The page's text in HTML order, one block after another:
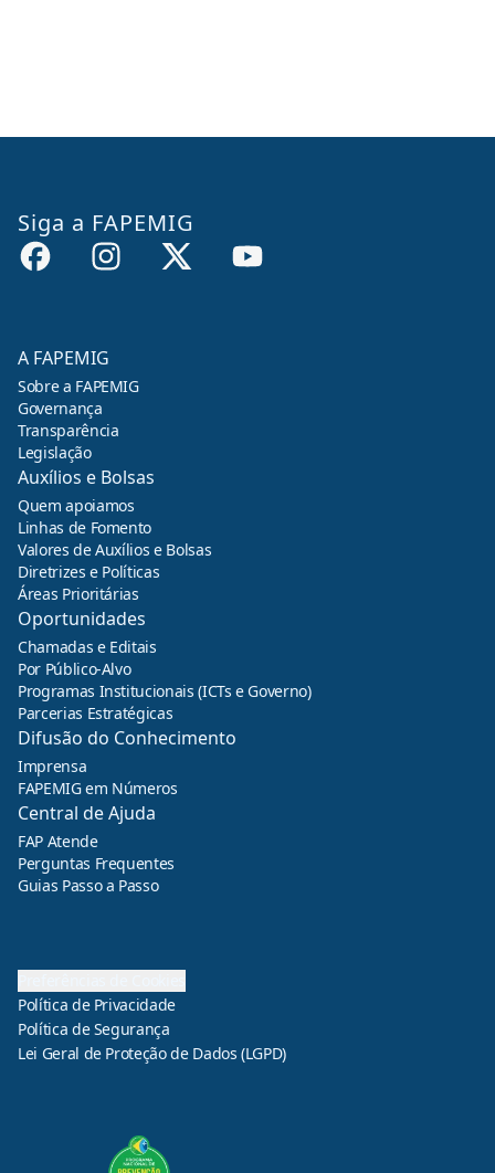
Siga a FAPEMIG
A FAPEMIG
Sobre a FAPEMIG
Governança
Transparência
Legislação
Auxílios e Bolsas
Quem apoiamos
Linhas de Fomento
Valores de Auxílios e Bolsas
Diretrizes e Políticas
Áreas Prioritárias
Oportunidades
Chamadas e Editais
Por Público-Alvo
Programas Institucionais (ICTs e Governo)
Parcerias Estratégicas
Difusão do Conhecimento
Imprensa
FAPEMIG em Números
Central de Ajuda
FAP Atende
Perguntas Frequentes
Guias Passo a Passo
Política de Privacidade
Política de Segurança
Lei Geral de Proteção de Dados (LGPD)